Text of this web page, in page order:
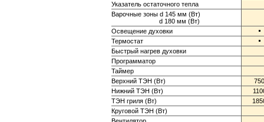
Указатель остаточного тепла
Варочные зоны d 145 мм (Вт)
d 180 мм (Вт)
Освещение духовки
Термостат
Быстрый нагрев духовки
Программатор
Таймер
Верхний ТЭН (Вт)
750
Нижний ТЭН (Вт)
ТЭН гриля (Вт)
Круговой ТЭН (Вт)